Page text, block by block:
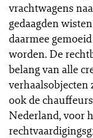
vrachtwagens
gedaagden
daarmee
worden. De
belang van alle
verhaalsobjecten
ook de
Nederland, voor